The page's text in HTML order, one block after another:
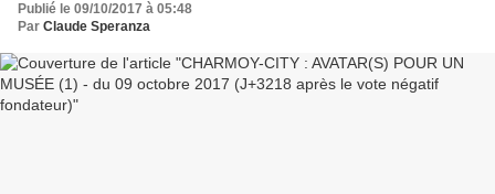
Publié le 09/10/2017 à 05:48
Par Claude Speranza